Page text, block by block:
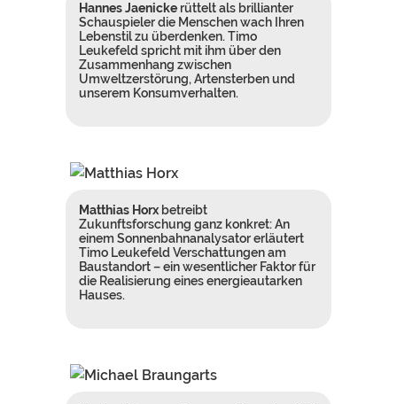
Hannes Jaenicke rüttelt als brillianter
Schauspieler die Menschen wach Ihren
Lebenstil zu überdenken. Timo
Leukefeld spricht mit ihm über den
Zusammenhang zwischen
Umweltzerstörung, Artensterben und
unserem Konsumverhalten.
Matthias Horx betreibt
Zukunftsforschung ganz konkret: An
einem Sonnenbahnanalysator erläutert
Timo Leukefeld Verschattungen am
Baustandort – ein wesentlicher Faktor für
die Realisierung eines energieautarken
Hauses.